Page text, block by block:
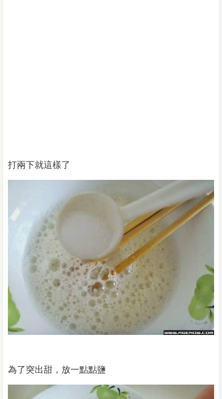
打兩下就這樣了
為了突出甜，放一點點鹽